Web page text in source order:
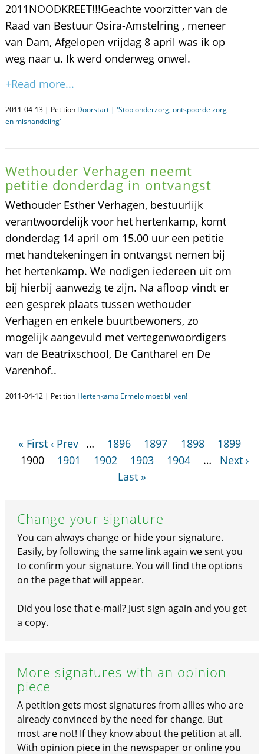
2011NOODKREET!!!Geachte voorzitter van de
Raad van Bestuur Osira-Amstelring , meneer
van Dam, Afgelopen vrijdag 8 april was ik op
weg naar u. Ik werd onderweg onwel.
+Read more...
2011-04-13 | Petition Doorstart | 'Stop onderzorg, ontspoorde zorg
en mishandeling'
Wethouder Verhagen neemt
petitie donderdag in ontvangst
Wethouder Esther Verhagen, bestuurlijk
verantwoordelijk voor het hertenkamp, komt
donderdag 14 april om 15.00 uur een petitie
met handtekeningen in ontvangst nemen bij
het hertenkamp. We nodigen iedereen uit om
bij hierbij aanwezig te zijn. Na afloop vindt er
een gesprek plaats tussen wethouder
Verhagen en enkele buurtbewoners, zo
mogelijk aangevuld met vertegenwoordigers
van de Beatrixschool, De Cantharel en De
Varenhof..
2011-04-12 | Petition Hertenkamp Ermelo moet blijven!
« First ‹ Prev … 1896 1897 1898
1899
1900
1901 1902 1903 1904 …
Next ›
Last »
Change your signature
You can always change or hide your signature.
Easily, by following the same link again we sent you
to confirm your signature. You will find the options
on the page that will appear.
Did you lose that e-mail? Just sign again and you get
a copy.
More signatures with an opinion
piece
A petition gets most signatures from allies who are
already convinced by the need for change. But
most are not! If they know about the petition at all.
With opinion piece in the newspaper or online you